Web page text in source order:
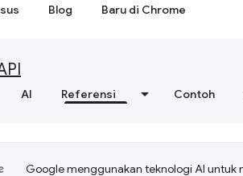
Blog Baru di Chrome
AI Referensi Contoh
Google menggunakan teknologi AI untuk